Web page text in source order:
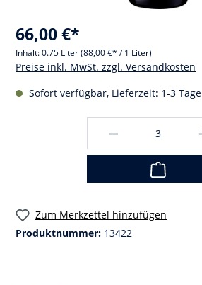
66,00 €*
Inhalt:0.75 Liter(88,00 €* / 1 Liter)
Preise inkl. MwSt. zzgl. Versandkosten
Sofort verfügbar, Lieferzeit: 1-3 Tage
Zum Merkzettel hinzufügen
Produktnummer: 13422